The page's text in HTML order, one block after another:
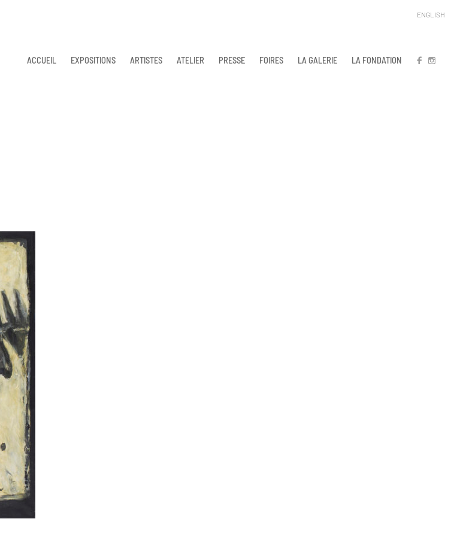
ACCUEIL EXPOSITIONS ARTISTES ATELIER PRESSE FOIRES LA GALERIE LA FONDATION FB IN
ENGLISH